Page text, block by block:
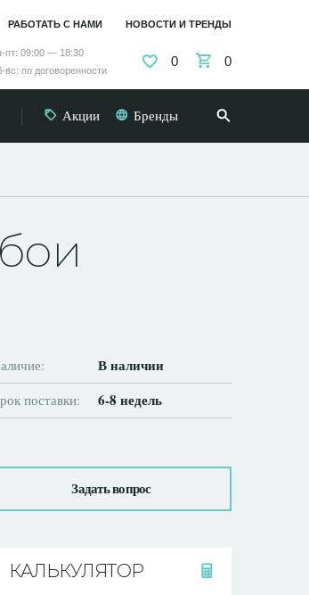
пт: 09:00 — 18:30
вс: по договоренности
РАБОТАТЬ С НАМИ НОВОСТИ И ТРЕНДЫ
0 0
Акции Бренды
В наличии
поставки: 6-8 недель
Задать вопрос
КАЛЬКУЛЯТОР